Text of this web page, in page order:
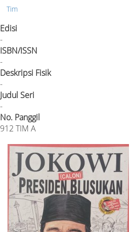
Tim
Edisi
-
ISBN/ISSN
-
Deskripsi Fisik
-
Judul Seri
-
No. Panggil
912 TIM A